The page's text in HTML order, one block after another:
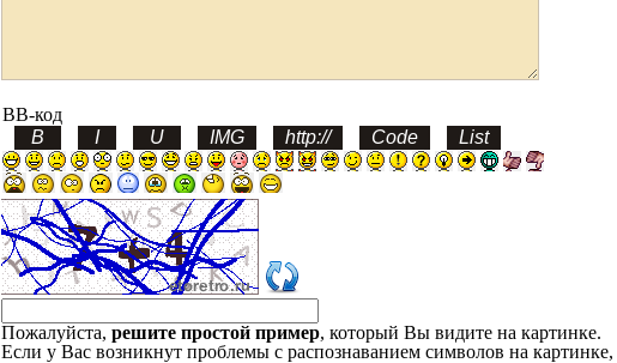
BB-код
Пожалуйста, решите простой пример, который Вы видите на картинке.
Если у Вас возникнут проблемы с распознаванием символов на картинке,